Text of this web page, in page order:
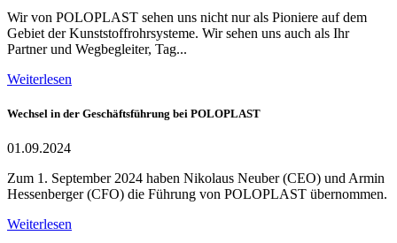
Wir von POLOPLAST sehen uns nicht nur als Pioniere auf dem
Gebiet der Kunststoffrohrsysteme. Wir sehen uns auch als Ihr
Partner und Wegbegleiter, Tag...
Weiterlesen
Wechsel in der Geschäftsführung bei POLOPLAST
01.09.2024
Zum 1. September 2024 haben Nikolaus Neuber (CEO) und Armin
Hessenberger (CFO) die Führung von POLOPLAST übernommen.
Weiterlesen